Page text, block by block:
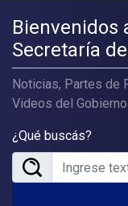
Bienvenidos
Secretaría
Noticias, Partes de
Videos del
¿Qué buscás?